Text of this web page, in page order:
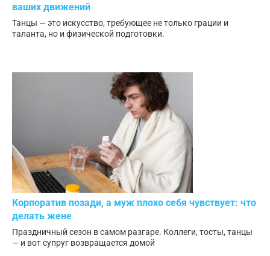
ваших движений
Танцы — это искусство, требующее не только грации и
таланта, но и физической подготовки.
Корпоратив позади, а муж плохо себя чувствует: что
делать жене
Праздничный сезон в самом разгаре. Коллеги, тосты, танцы
— и вот супруг возвращается домой